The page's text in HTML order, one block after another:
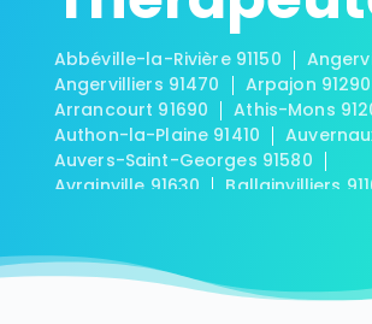
Abbéville-la-Rivière 91150
Angervilliers 91470
Arpajon 91290
Arrancourt 91690
Athis-Mons
Authon-la-Plaine 91410
Auvers-Saint-Georges 91580
Avrainville 91630
Ballainvilliers
Boigneville 91720
Boissy-la-Rivière 91690